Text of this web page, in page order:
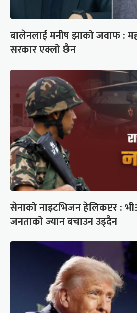
बालेनलाई मनीष झाको जवाफ :
सरकार एक्लो छैन
सेनाको नाइटभिजन हेलिकप्टर :
जनताको ज्यान बचाउन उड्दैन